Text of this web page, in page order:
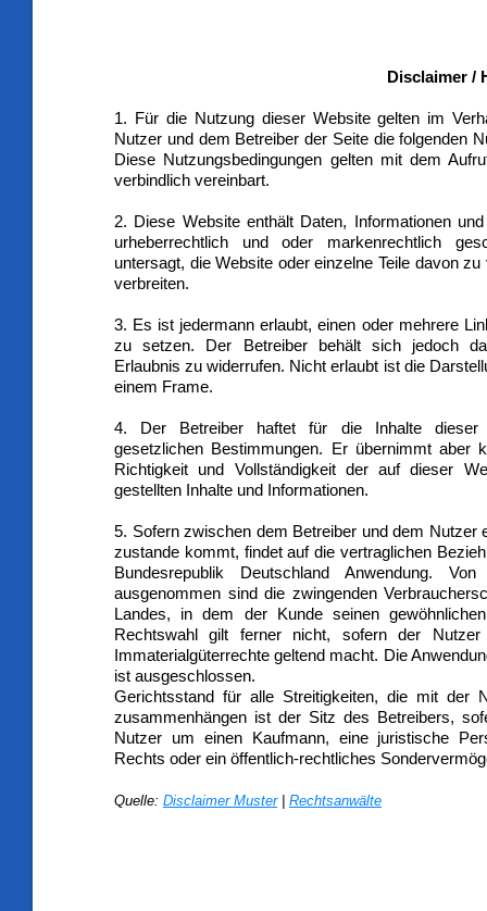
Disclaimer /
1. Für die Nutzung dieser Website gelten im
Nutzer und dem Betreiber der Seite die folgenden
Diese Nutzungsbedingungen gelten mit dem
verbindlich vereinbart.
2. Diese Website enthält Daten, Informationen
urheberrechtlich und oder markenrechtlich
untersagt, die Website oder einzelne Teile davon
verbreiten.
3. Es ist jedermann erlaubt, einen oder mehrere
zu setzen. Der Betreiber behält sich jedoch
Erlaubnis zu widerrufen. Nicht erlaubt ist die
einem Frame.
4. Der Betreiber haftet für die Inhalte dieser
gesetzlichen Bestimmungen. Er übernimmt aber
Richtigkeit und Vollständigkeit der auf dieser
gestellten Inhalte und Informationen.
5. Sofern zwischen dem Betreiber und dem Nutzer
zustande kommt, findet auf die vertraglichen
Bundesrepublik Deutschland Anwendung.
ausgenommen sind die zwingenden
Landes, in dem der Kunde seinen
Rechtswahl gilt ferner nicht, sofern der
Immaterialgüterrechte geltend macht. Die
ist ausgeschlossen.
Gerichtsstand für alle Streitigkeiten, die mit der
zusammenhängen ist der Sitz des Betreibers,
Nutzer um einen Kaufmann, eine juristische
Rechts oder ein öffentlich-rechtliches
Quelle: Disclaimer Muster| Rechtsanwälte